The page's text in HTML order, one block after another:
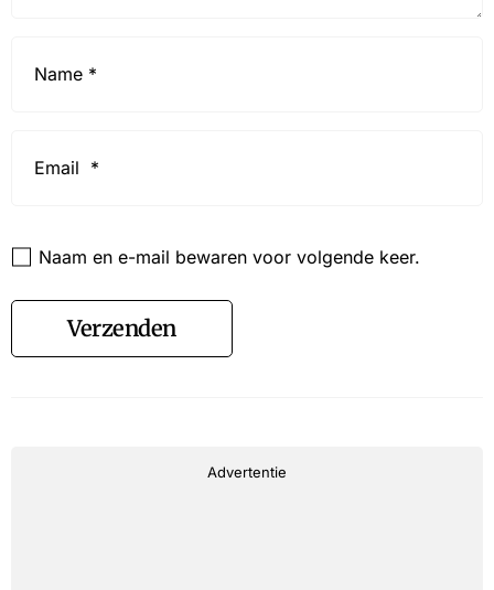
Naam en e-mail bewaren voor volgende keer.
Verzenden
Advertentie